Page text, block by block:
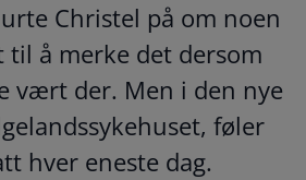
Christel på om noen
til å merke det dersom
vært der. Men i den nye
føler
hver eneste dag.